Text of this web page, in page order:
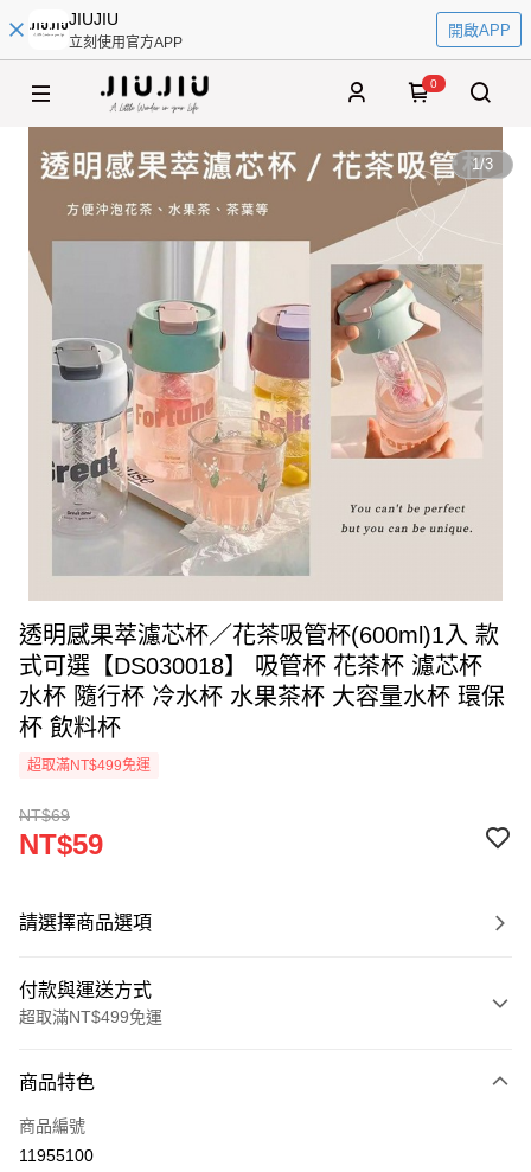
JIUJIU
立刻使用官方APP
開啟APP
0
1/3
透明感果萃濾芯杯／花茶吸管杯(600ml)1入 款
式可選【DS030018】 吸管杯 花茶杯 濾芯杯
水杯 隨行杯 冷水杯 水果茶杯 大容量水杯 環保
杯 飲料杯
超取滿NT$499免運
NT$69
NT$59
請選擇商品選項
付款與運送方式
超取滿NT$499免運
信用卡一次付款
超商取貨付款
商品特色
商品編號
11955100